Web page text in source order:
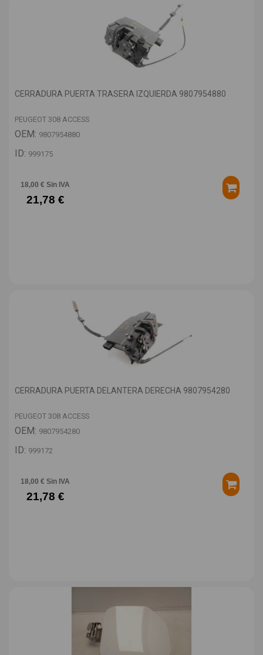
CERRADURA PUERTA TRASERA IZQUIERDA 9807954880
PEUGEOT 308 ACCESS
OEM: 9807954880
ID: 999175
18,00 € Sin IVA
21,78 €
CERRADURA PUERTA DELANTERA DERECHA 9807954280
PEUGEOT 308 ACCESS
OEM: 9807954280
ID: 999172
18,00 € Sin IVA
21,78 €